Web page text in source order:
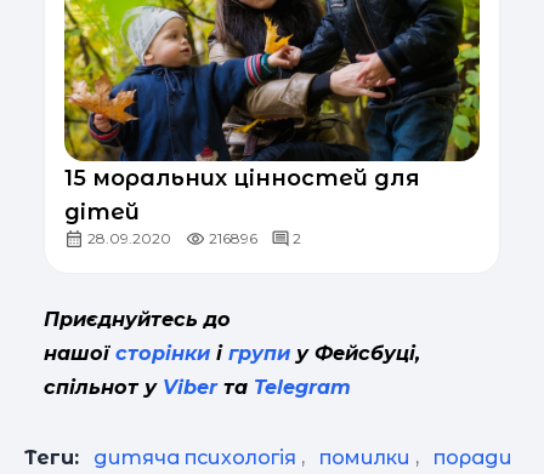
15 моральних цінностей для
дітей
28.09.2020 216896 2
Приєднуйтесь до
нашоїсторінки ігрупи у Фейсбуці,
спільнот уViberта Telegram
Теги: дитяча психологія , помилки ,
поради